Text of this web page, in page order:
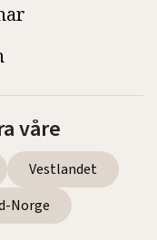
våre
Vestlandet
Norge